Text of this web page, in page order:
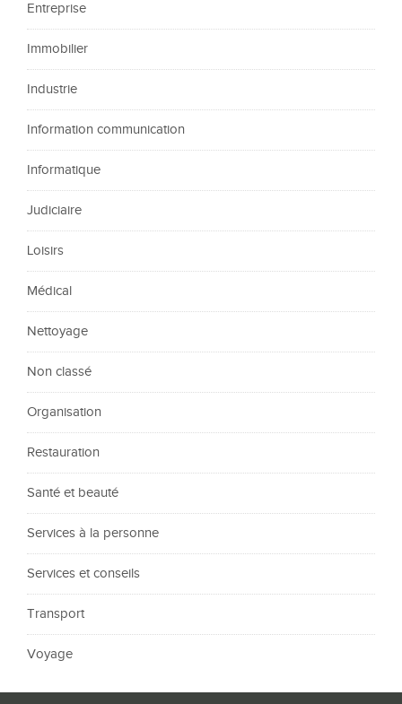
Entreprise
Immobilier
Industrie
Information communication
Informatique
Judiciaire
Loisirs
Médical
Nettoyage
Non classé
Organisation
Restauration
Santé et beauté
Services à la personne
Services et conseils
Transport
Voyage